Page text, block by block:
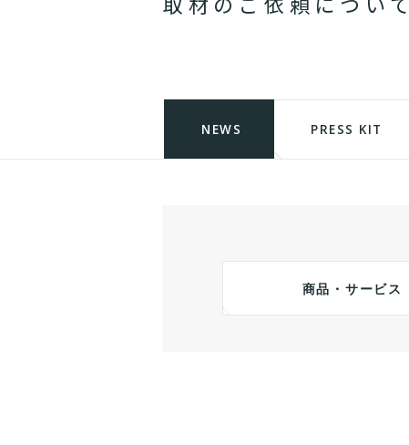
NEWS PRESS KIT
商品・サービス